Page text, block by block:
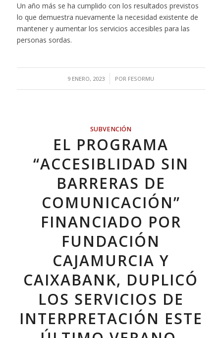
Un año más se ha cumplido con los resultados previstos
lo que demuestra nuevamente la necesidad existente de
mantener y aumentar los servicios accesibles para las
personas sordas.
9 ENERO, 2023
/ POR FESORMU
SUBVENCIÓN
EL PROGRAMA
“ACCESIBLIDAD SIN
BARRERAS DE
COMUNICACIÓN”
FINANCIADO POR
FUNDACIÓN
CAJAMURCIA Y
CAIXABANK, DUPLICÓ
LOS SERVICIOS DE
INTERPRETACIÓN ESTE